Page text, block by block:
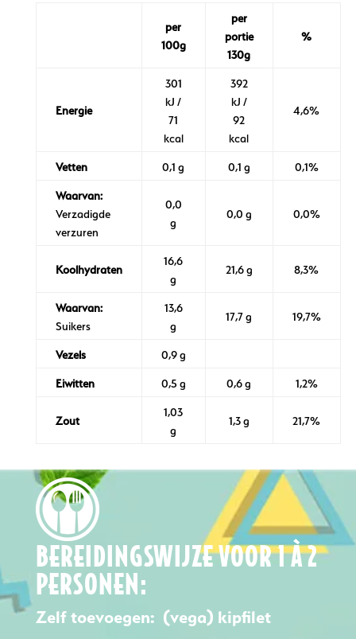
per
100g
per
portie
130g
%
Energie
301
kJ /
71
kcal
392
kJ /
92
kcal
4,6%
Vetten 0,1 g 0,1 g
0,1%
Waarvan:
Verzadigde
verzuren
0,0
g
0,0 g 0,0%
Koolhydraten
16,6
g
21,6 g 8,3%
Waarvan:
Suikers
13,6
g
17,7 g 19,7%
Vezels
0,9 g
Eiwitten
0,5 g 0,6 g 1,2%
Zout
1,03
g
1,3 g 21,7%
BEREIDINGSWIJZE VOOR 1 À 2
PERSONEN:
Zelf toevoegen: (vega) kipfilet